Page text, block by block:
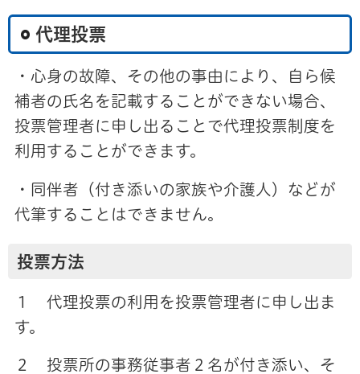
代理投票
・心身の故障、その他の事由により、自ら候
補者の氏名を記載することができない場合、
投票管理者に申し出ることで代理投票制度を
利用することができます。
・同伴者（付き添いの家族や介護人）などが
代筆することはできません。
投票方法
１ 代理投票の利用を投票管理者に申し出ま
す。
２ 投票所の事務従事者２名が付き添い、そ